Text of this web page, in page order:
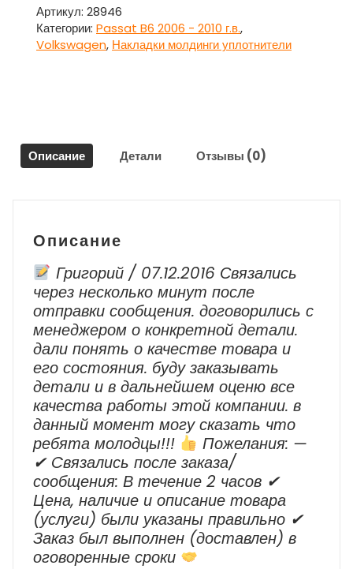
противотуманной
фары
левая
Volkswagen
Passat
г.в.
Артикул: 28946
Категории: Passat B6 2006 - 2010 г.в.,
Volkswagen, Накладки молдинги уплотнители
Описание Детали Отзывы (0)
Описание
Григорий / 07.12.2016 Связались
через несколько минут после
отправки сообщения. договорились с
менеджером о конкретной детали.
дали понять о качестве товара и
его состояния. буду заказывать
детали и в дальнейшем оценю все
качества работы этой компании. в
данный момент могу сказать что
ребята молодцы!!!
Пожелания: —
✔ Cвязались после заказа/
сообщения: В течение 2 часов ✔
Цена, наличие и описание товара
(услуги) были указаны правильно ✔
Заказ был выполнен (доставлен) в
оговоренные сроки